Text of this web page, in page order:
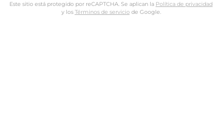
Este sitio está protegido por reCAPTCHA. Se aplican la Política de privacidad
y los Términos de serviciode Google.